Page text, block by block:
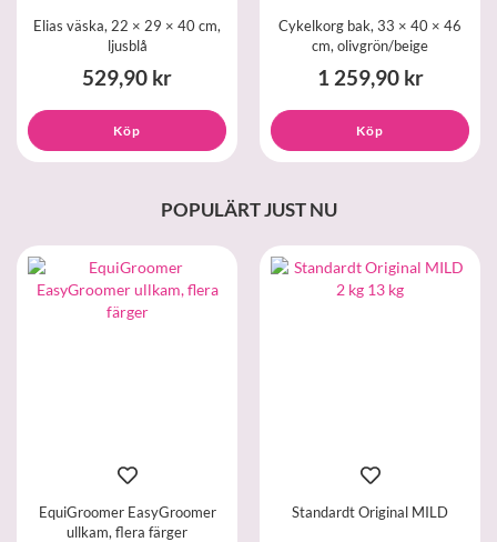
Elias väska, 22 × 29 × 40 cm,
ljusblå
529,90 kr
Köp
Cykelkorg bak, 33 × 40 × 46
cm, olivgrön/beige
1 259,90 kr
Köp
POPULÄRT JUST NU
EquiGroomer EasyGroomer
ullkam, flera färger
Standardt Original MILD